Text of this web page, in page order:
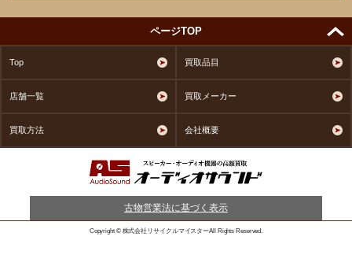
ページTOP
Top 買取品目
店舗一覧 買取メーカー
買取方法 会社概要
古物営業法に基づく表示
Copyright © 株式会社リサイクルマイスターAll Rights Reserved.